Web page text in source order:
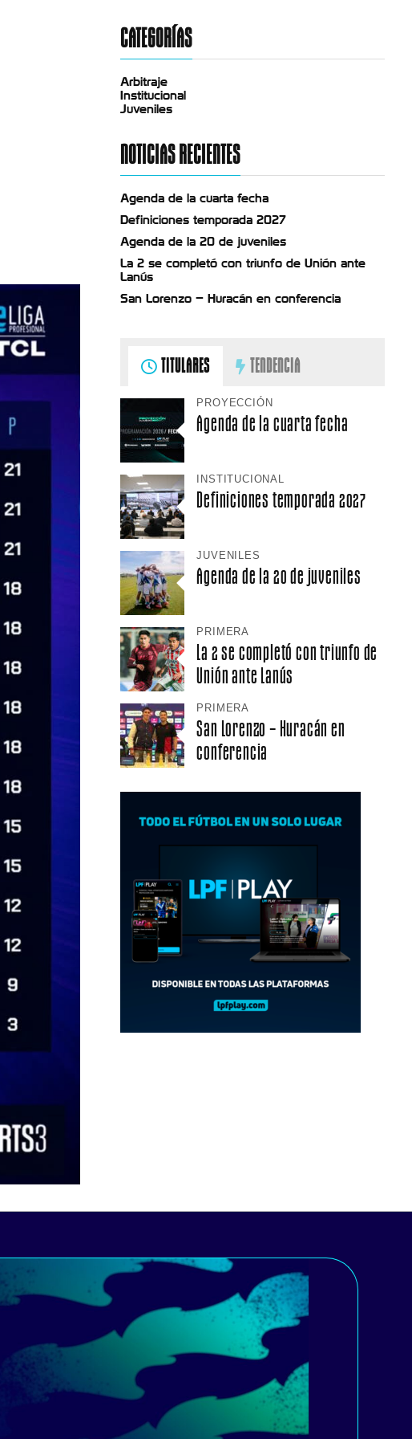
CATEGORÍAS
Arbitraje
Institucional
Juveniles
NOTICIAS RECIENTES
Agenda de la cuarta fecha
Definiciones temporada 2027
Agenda de la 20 de juveniles
La 2 se completó con triunfo de Unión ante
Lanús
San Lorenzo – Huracán en conferencia
TITULARES TENDENCIA
PROYECCIÓN
Agenda de la cuarta fecha
INSTITUCIONAL
Definiciones temporada 2027
JUVENILES
Agenda de la 20 de juveniles
PRIMERA
La 2 se completó con triunfo de
Unión ante Lanús
PRIMERA
San Lorenzo – Huracán en
conferencia